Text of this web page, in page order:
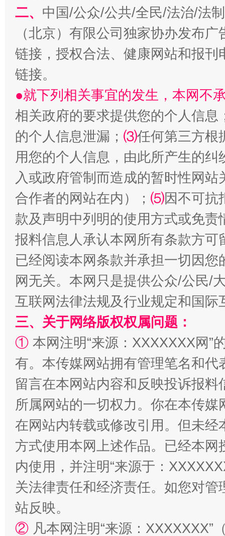
习近平的博鳌关键词
魏明亮
“刷贴”乱象丛生
生
解纷+调解+退费，一次搞定
二、 中国/公众/公共/全民/法治/法
（北京）有限公司独家协办发布
链接，授权合法、健康网站和报
链接。
●就下列相关事宜的发生，本网不
相关政府的要求提供您的个人信息
的个人信息泄漏； ⑶任何第三方根
用您的个人信息，由此所产生的纠
入或政府管制而造成的暂时性网
合作者的网站在内）； ⑸因不可抗
款及声明中列明的使用方式或免责
报料信息人承认本网所有条款方
已经阅读本网条款并承担一切因
网无关。本网只是提供公众/公民/
互联网法律法规及行业规定和国
三、关于网络版权权属问题：
① 本网注明“来源：XXXXXXX网”
有。本传媒网站拥有管理笔名和
留言在本网站内容和反映投诉报
所属网站的一切权力。你在本传
在网站内转载或修改引用。但未
方式使用本网上述作品。已经本
内使用，并注明“来源于：
关法律责任和经济责任。如您对
站反映。
② 凡本网注明“来源：